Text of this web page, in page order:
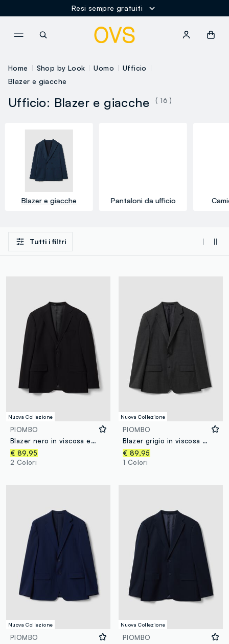
Resi sempre gratuiti
Home Shop by Look Uomo
Ufficio
Blazer e giacche
Ufficio: Blazer e giacche ( 16 )
Blazer e giacche Pantaloni da ufficio
Tutti i filtri
Nuova Collezione
PIOMBO
Blazer nero in viscosa elasticizzata con revers classici
€ 89,95
2 Colori
Nuova Collezione
PIOMBO
Blazer grigio in viscosa elasticizzata con rever classico slim fit
€ 89,95
1 Colori
Nuova Collezione
PIOMBO
Nuova Collezione
PIOMBO